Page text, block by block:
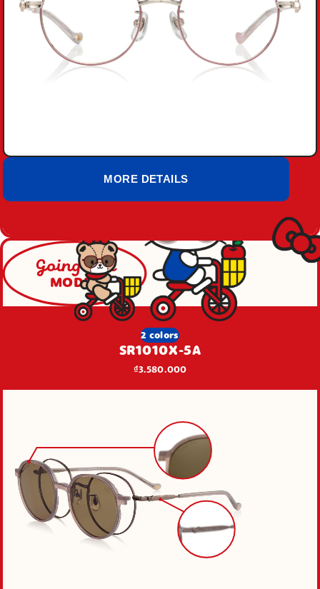
MORE DETAILS
Going-Out
MODEL
2 colors
SR1010X-5A
₫3.580.000